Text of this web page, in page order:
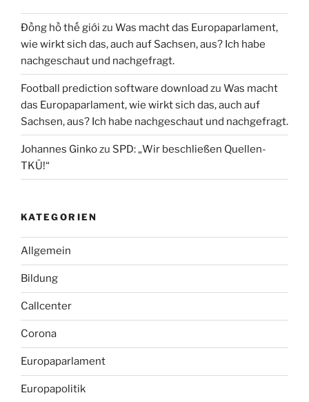
Đồng hồ thế giới zu Was macht das Europaparlament,
wie wirkt sich das, auch auf Sachsen, aus? Ich habe
nachgeschaut und nachgefragt.
Football prediction software download zu Was macht
das Europaparlament, wie wirkt sich das, auch auf
Sachsen, aus? Ich habe nachgeschaut und nachgefragt.
Johannes Ginkozu SPD: „Wir beschließen Quellen-
TKÜ!“
KATEGORIEN
Allgemein
Bildung
Callcenter
Corona
Europaparlament
Europapolitik